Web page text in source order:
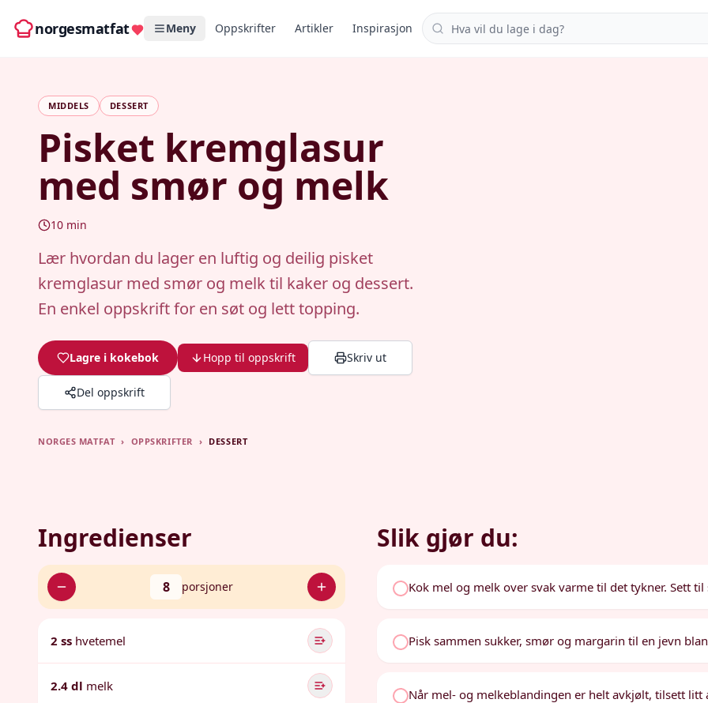
norgesmatfat Meny Oppskrifter Artikler Inspirasjon Søk i oppskrifter
MIDDELS DESSERT
Pisket kremglasur
med smør og melk
10 min
Lær hvordan du lager en luftig og deilig pisket
kremglasur med smør og melk til kaker og dessert.
En enkel oppskrift for en søt og lett topping.
Lagre i kokebok Hopp til oppskrift Skriv ut
Del oppskrift
NORGES MATFAT › OPPSKRIFTER › DESSERT
Ingredienser
8 porsjoner
2 ss hvetemel
2.4 dl melk
Slik gjør du:
Kok mel og melk over svak varme til det tykner. Sett
Pisk sammen sukker, smør og margarin til en jevn
Når mel- og melkeblandingen er helt avkjølt, tilsett